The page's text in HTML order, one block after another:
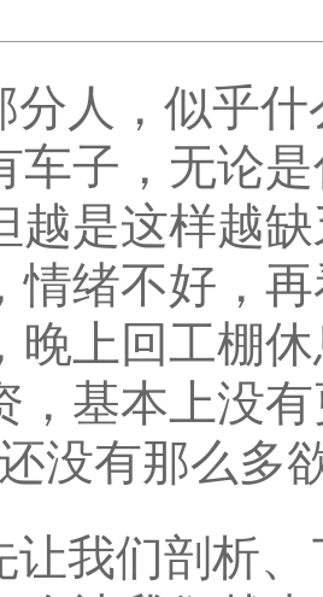
分人，似乎
车子，无论
是这样越缺
情绪不好，
晚上回工棚
，基本上没
没有那么多
让我们剖析